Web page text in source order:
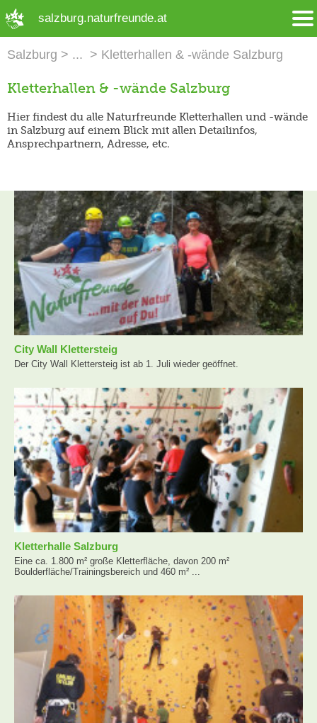
salzburg.naturfreunde.at
Salzburg Kletterhallen & -wände Salzburg
Kletterhallen & -wände Salzburg
Hier findest du alle Naturfreunde Kletterhallen und -wände
in Salzburg auf einem Blick mit allen Detailinfos,
Ansprechpartnern, Adresse, etc.
City Wall Klettersteig
Der City Wall Klettersteig ist ab 1. Juli wieder geöffnet.
Kletterhalle Salzburg
Eine ca. 1.800 m² große Kletterfläche, davon 200 m²
Boulderfläche/Trainingsbereich und 460 m² ...